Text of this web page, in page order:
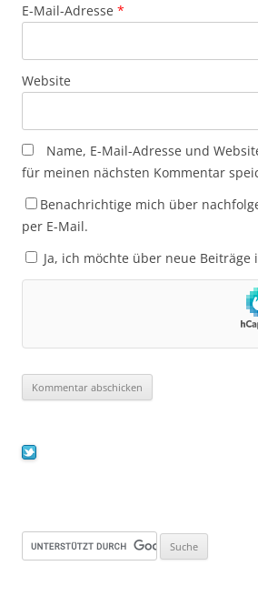
E-Mail-Adresse *
Website
Name, E-Mail-Adresse und
für meinen nächsten Kommentar
Benachrichtige mich über
per E-Mail.
Ja, ich möchte über neue